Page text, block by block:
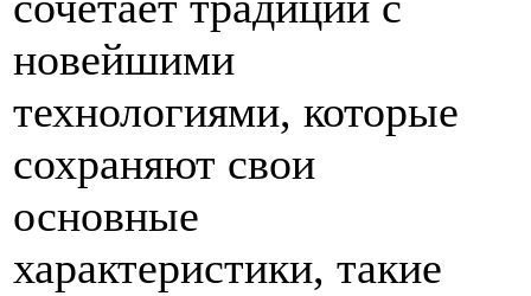
новейшими
технологиями, которые
сохраняют свои
основные
характеристики, такие